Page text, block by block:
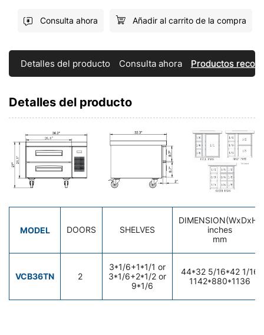
Consulta ahora Añadir al carrito de la compra
Detalles del producto Consulta ahora Productos
Detalles del producto
MODEL DOORS SHELVES
DIMENSION(WxDxH)
inches
mm
VCB36TN 2
3*1/6+1*1/1 or
3*1/6+2*1/2 or
9*1/6
44*32 5/16*42 1/16
1142*880*1136